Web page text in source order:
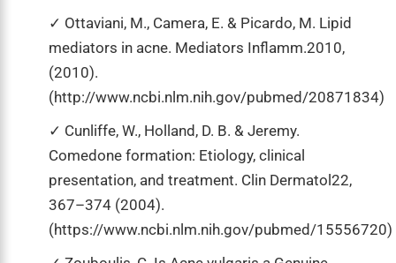
Ottaviani, M., Camera, E. & Picardo, M. Lipid
mediators in acne. Mediators Inflamm.2010,
(2010).
(http://www.ncbi.nlm.nih.gov/pubmed/20871834)
Cunliffe, W., Holland, D. B. & Jeremy.
Comedone formation: Etiology, clinical
presentation, and treatment. Clin Dermatol22,
367–374 (2004).
(https://www.ncbi.nlm.nih.gov/pubmed/15556720)